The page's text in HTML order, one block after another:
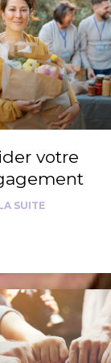
votre
SUITE